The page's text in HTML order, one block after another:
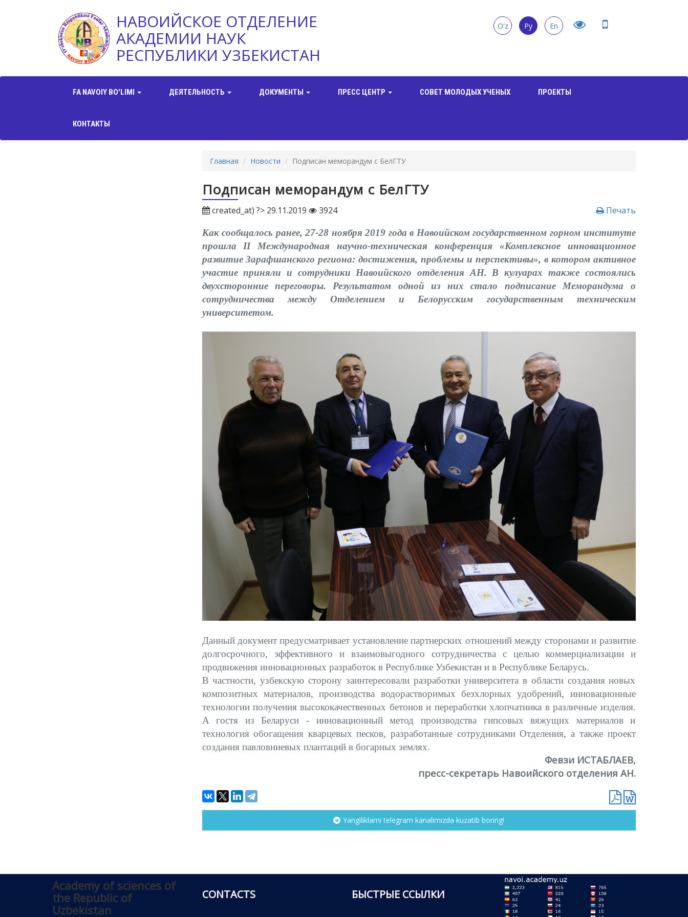
НАВОИЙСКОЕ ОТДЕЛЕНИЕ
АКАДЕМИИ НАУК
РЕСПУБЛИКИ УЗБЕКИСТАН
O'z Ру En
FA NAVOIY BO'LIMI ДЕЯТЕЛЬНОСТЬ ДОКУМЕНТЫ ПРЕСС ЦЕНТР СОВЕТ МОЛОДЫХ УЧЕНЫХ ПРОЕКТЫ
КОНТАКТЫ
Главная Новости Подписан меморандум с БелГТУ
Подписан меморандум с БелГТУ
created_at) ?> 29.11.2019 3924 Печать
Как сообщалось ранее, 27-28 ноября 2019 года в Навоийском государственном горном институте
прошла II Международная научно-техническая конференция «Комплексное инновационное
развитие Зарафшанского региона: достижения, проблемы и перспективы», в котором активное
участие приняли и сотрудники Навоийского отделения АН. В кулуарах также состоялись
двухсторонние переговоры. Результатом одной из них стало подписание Меморандума о
сотрудничества между Отделением и Белорусским государственным техническим
университетом.
Данный документ предусматривает установление партнерских отношений между сторонами и развитие
долгосрочного, эффективного и взаимовыгодного сотрудничества с целью коммерциализации и
продвижения инновационных разработок в Республике Узбекистан и в Республике Беларусь.
В частности, узбекскую сторону заинтересовали разработки университета в области создания новых
композитных материалов, производства водорастворимых безхлорных удобрений, инновационные
технологии получения высококачественных бетонов и переработки хлопчатника в различные изделия.
А гостя из Беларуси - инновационный метод производства гипсовых вяжущих материалов и
технология обогащения кварцевых песков, разработанные сотрудниками Отделения, а также проект
создания павловниевых плантаций в богарных землях.
Февзи ИСТАБЛАЕВ,
пресс-секретарь Навоийского отделения АН.
Yangiliklarni telegram kanalimizda kuzatib boring!
Academy of sciences of
the Republic of
Uzbekistan
CONTACTS БЫСТРЫЕ ССЫЛКИ